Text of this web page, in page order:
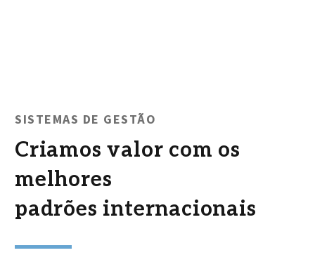
SISTEMAS DE GESTÃO
Criamos valor com os
melhores
padrões internacionais